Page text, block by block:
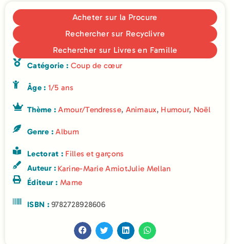
Acheter sur la Procure
Rechercher sur Recyclivre
Rechercher sur Livres en Famille
Catégorie : Coup de cœur
Âge : 1/5 ans
Thème :Amour/Tendresse, Animaux, Humour, Noël
Genre :Album
Lectorat : Filles et garçons
Auteur : Karine-Marie AmiotJulie Mellan
Éditeur : Mame
ISBN :9782728928606